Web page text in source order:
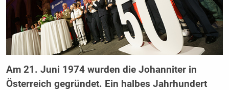
Am 21. Juni 1974 wurden die Johanniter in
Österreich gegründet. Ein halbes Jahrhundert